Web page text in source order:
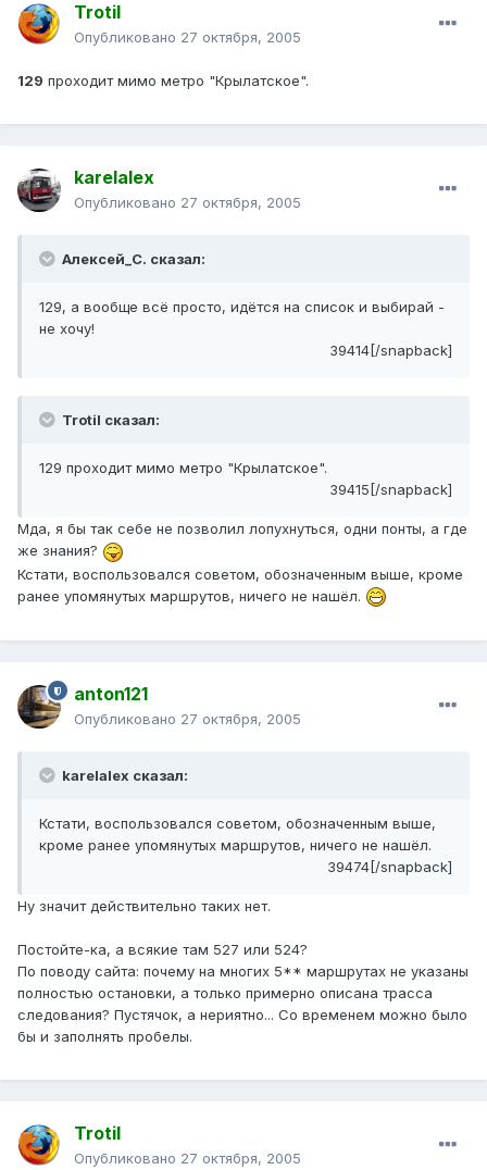
Trotil
Опубликовано 27 октября, 2005
129 проходит мимо метро "Крылатское".
karelalex
Опубликовано 27 октября, 2005
Алексей_С. сказал:
129, а вообще всё просто, идётся на список и выбирай -
не хочу!
39414[/snapback]
Trotil сказал:
129 проходит мимо метро "Крылатское".
39415[/snapback]
Мда, я бы так себе не позволил лопухнуться, одни понты, а где
же знания?
Кстати, воспользовался советом, обозначенным выше, кроме
ранее упомянутых маршрутов, ничего не нашёл.
anton121
Опубликовано 27 октября, 2005
karelalex сказал:
Кстати, воспользовался советом, обозначенным выше,
кроме ранее упомянутых маршрутов, ничего не нашёл.
39474[/snapback]
Ну значит действительно таких нет.
Постойте-ка, а всякие там 527 или 524?
По поводу сайта: почему на многих 5** маршрутах не указаны
полностью остановки, а только примерно описана трасса
следования? Пустячок, а нериятно... Со временем можно было
бы и заполнять пробелы.
Trotil
Опубликовано 27 октября, 2005